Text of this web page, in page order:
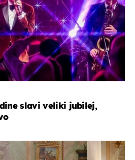
slavi veliki jubilej,